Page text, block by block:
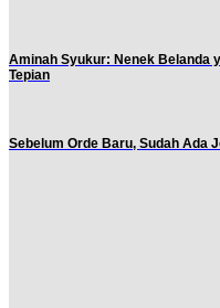
Aminah Syukur: Nenek Belanda
Tepian
Sebelum Orde Baru, Sudah Ada